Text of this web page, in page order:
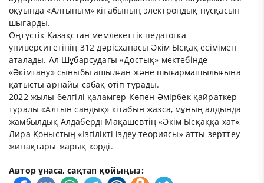
оқуында «Алтыным» кітабының электрондық нұсқасын
шығарды.
Оңтүстік Қазақстан мемлекеттік педагогка
университетінің 312 дәрісханасы Әкім Ысқақ есімімен
аталады. Ал Шұбарсудағы «Достық» мектебінде
«Әкімтану» сыныбы ашылған және шығармашылығына
қатысты арнайы сабақ өтіп тұрады.
2022 жылы белгілі қаламгер Көпен Әмірбек қайраткер
туралы «Алтын сандық» кітабын жазса, мұның алдында
жамбылдық Алдаберді Мақашевтің «Әкім Ысқаққа хат»,
Лира Қоныстың «Ізгілікті іздеу теориясы» атты зерттеу
жинақтары жарық көрді.
Автор ұнаса, сақтап қойыңыз: